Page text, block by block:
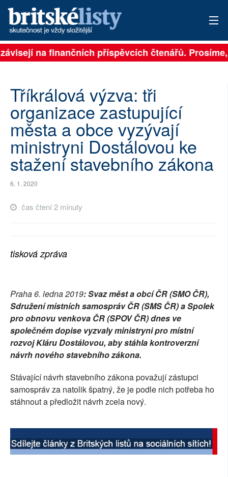
PŘIHLÁSIT
ARCHIV
ROZHOVORY
TÉMATA
NEJČTENĚJŠÍ ZA 7 DNÍ
na finančních příspěvcích čtenářů. Prosíme,
Tříkrálová výzva: tři
organizace zastupující
města a obce vyzývají
ministryni Dostálovou ke
stažení stavebního zákona
6. 1. 2020
čas čtení 2 minuty
tisková zpráva
Praha 6. ledna 2019: Svaz měst a obcí ČR (SMO ČR),
Sdružení místních samospráv ČR (SMS ČR) a Spolek
pro obnovu venkova ČR (SPOV ČR) dnes ve
společném dopise vyzvaly ministryni pro místní
rozvoj Kláru Dostálovou, aby stáhla kontroverzní
návrh nového stavebního zákona.
Stávající návrh stavebního zákona považují zástupci
samospráv za natolik špatný, že je podle nich potřeba ho
stáhnout a předložit návrh zcela nový.